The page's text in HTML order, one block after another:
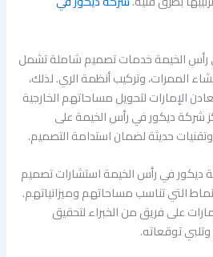
رأس الخيمة خدمات تصميم شاملة تشمل
الممرات، وتركيب أنظمة الري. لذلك،
الإمارات لتحويل مساحاتهم الخارجية
شركة ديكور في رأس الخيمة على
حديثة لضمان استدامة التصميم.
ديكور في رأس الخيمة استشارات تصميم
التي تناسب مساحاتهم وميزانياتهم.
على فريق من الخبراء لتحقيق
توقعاته.